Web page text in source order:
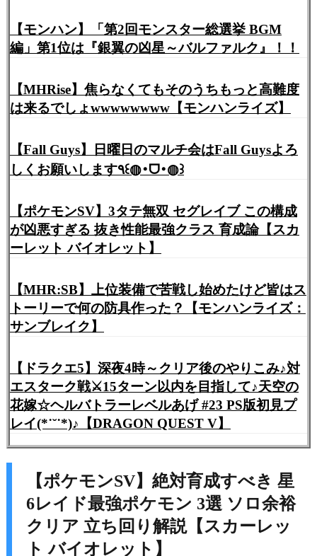
【モンハン】「第2回モンスター総選挙 BGM
編」第1位は『銀翼の凶星～バルファルク』！！
【MHRise】焦らなくてもそのうちもっと高難度
は来るでしょwwwwwwww【モンハンライズ】
【Fall Guys】日曜日のマルチ会はFall Guysよろ
しくお願いします٩꒰◍･ᗜ･◍꒱
【ポケモンSV】3タテ無双 セグレイブ この構成
が凶悪すぎる 抜き性能最強クラス 育成論【スカ
ーレット バイオレット】
【MHR:SB】上位装備で苦戦し始めたけど皆はス
トーリーで何の防具作った？【モンハンライズ：
サンブレイク】
【ドラクエ5】深夜4時～クリア後のやりこみ♪対
エスターク戦⚔️15ターン以内を目指して♪天空の
花嫁☆ヘルバトラーレベルあげ #23 PS版初見プ
レイ(*˙˘˙*)♪【DRAGON QUEST V】
【ポケモンSV】絶対育成すべき 星
6レイド最強ポケモン 3選 ソロ余裕
クリア 立ち回り解説【スカーレッ
ト バイオレット】